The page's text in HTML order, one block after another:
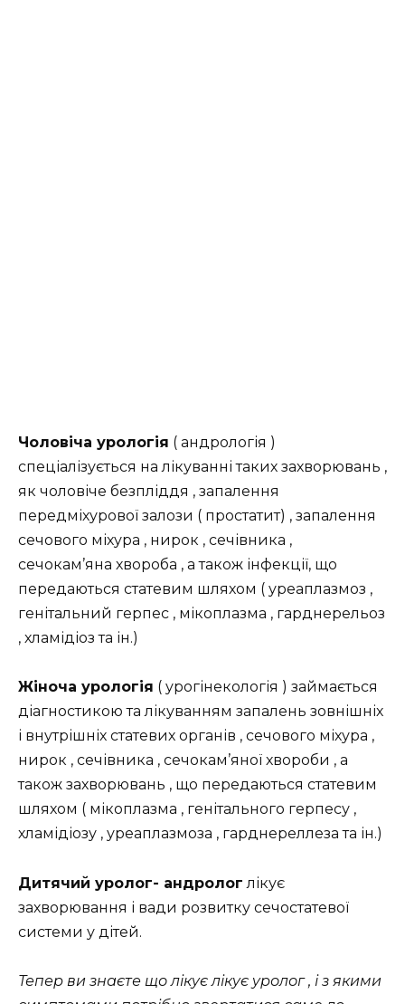
Чоловіча урологія ( андрологія )
спеціалізується на лікуванні таких захворювань ,
як чоловіче безпліддя , запалення
передміхурової залози ( простатит) , запалення
сечового міхура , нирок , сечівника ,
сечокам’яна хвороба , а також інфекції, що
передаються статевим шляхом ( уреаплазмоз ,
генітальний герпес , мікоплазма , гарднерельоз
, хламідіоз та ін.)
Жіноча урологія ( урогінекологія ) займається
діагностикою та лікуванням запалень зовнішніх
і внутрішніх статевих органів , сечового міхура ,
нирок , сечівника , сечокам’яної хвороби , а
також захворювань , що передаються статевим
шляхом ( мікоплазма , генітального герпесу ,
хламідіозу , уреаплазмоза , гарднереллеза та ін.)
Дитячий уролог- андролог лікує
захворювання і вади розвитку сечостатевої
системи у дітей.
Тепер ви знаєте що лікує лікує уролог , і з якими